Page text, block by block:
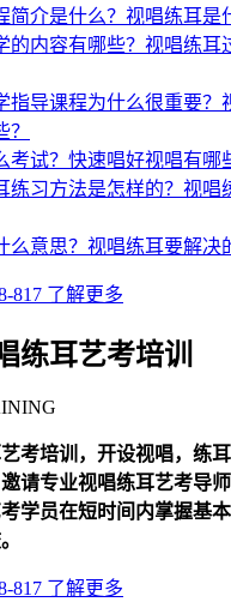
简介是什么？视唱练耳是
的内容有哪些？视唱练耳
指导课程为什么很重要？
考试？快速唱好视唱有哪
练习方法是怎样的？视唱
么意思？视唱练耳要解决
817 了解更多
练耳艺考培训
考培训，开设视唱，练
请专业视唱练耳艺考导
学员在短时间内掌握基
817 了解更多